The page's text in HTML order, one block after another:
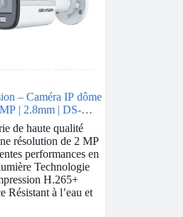
– Caméra IP dôme
| 2.8mm | DS-
I
de haute qualité
résolution de 2 MP
performances en
Technologie
H.265+
Résistant à l’eau et